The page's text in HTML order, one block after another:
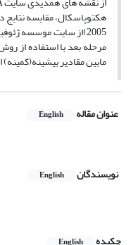
2005)از سایت موسسه
مرحله بعد با استفاده از
مابین مقادیر بیشینه(کمینه)
عنوان مقاله English
نویسندگان English